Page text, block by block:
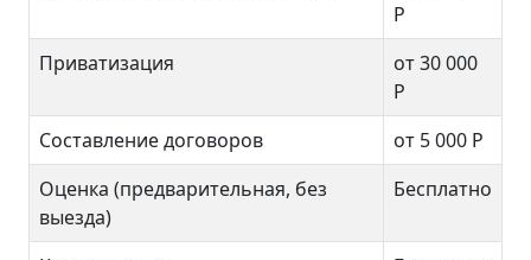
Р
Приватизация
от 30 000
Р
Составление договоров
от 5 000 Р
Оценка (предварительная, без
выезда)
Бесплатно